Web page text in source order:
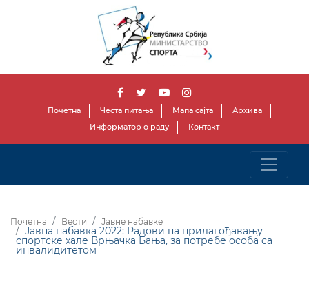
Почетна Честа питања Мапа сајта
Архива
Информатор о раду
Контакт
Почетна Вести Јавне набавке
Јавна набавка 2022: Радови на прилагођавању
спортске хале Врњачка Бања, за потребе особа са
инвалидитетом